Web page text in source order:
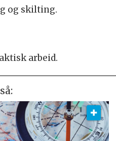
og skilting.
arbeid.